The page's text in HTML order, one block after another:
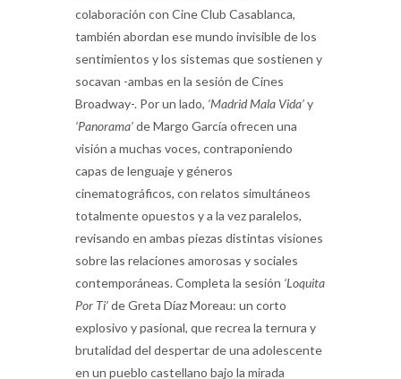
colaboración con Cine Club Casablanca,
también abordan ese mundo invisible de los
sentimientos y los sistemas que sostienen y
socavan -ambas en la sesión de Cines
Broadway-. Por un lado, ‘Madrid Mala Vida’y
‘Panorama’de Margo García ofrecen una
visión a muchas voces, contraponiendo
capas de lenguaje y géneros
cinematográficos, con relatos simultáneos
totalmente opuestos y a la vez paralelos,
revisando en ambas piezas distintas visiones
sobre las relaciones amorosas y sociales
contemporáneas. Completa la sesión ‘Loquita
Por Ti’de Greta Díaz Moreau: un corto
explosivo y pasional, que recrea la ternura y
brutalidad del despertar de una adolescente
en un pueblo castellano bajo la mirada